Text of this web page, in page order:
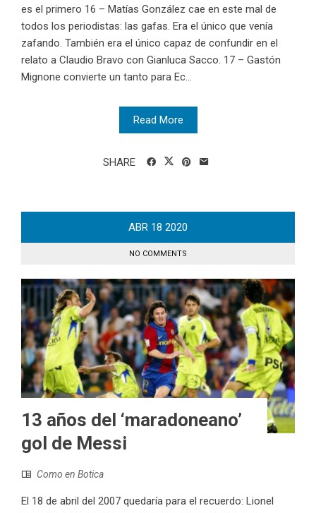
es el primero 16 – Matías González cae en este mal de
todos los periodistas: las gafas. Era el único que venía
zafando. También era el único capaz de confundir en el
relato a Claudio Bravo con Gianluca Sacco. 17 – Gastón
Mignone convierte un tanto para Ec...
Read More
SHARE
ABR 18 2020
NO COMMENTS
13 años del ‘maradoneano’
gol de Messi
Como en Botica
El 18 de abril del 2007 quedaría para el recuerdo: Lionel